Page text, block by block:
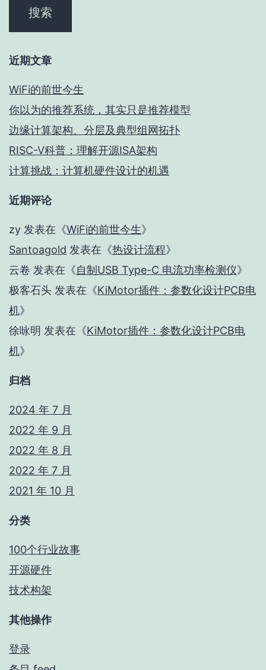
近期文章
WiFi的前世今生
你以为的推荐系统，其实只是推荐模型
边缘计算架构、分层及典型组网拓扑
RISC-V科普：理解开源ISA架构
计算挑战：计算机硬件设计的机遇
近期评论
zy 发表在《WiFi的前世今生》
Santoagold 发表在《热设计流程》
云卷 发表在《自制USB Type-C 电流功率检测仪》
极客石头 发表在《KiMotor插件：参数化设计PCB电
机》
徐咏明 发表在《KiMotor插件：参数化设计PCB电
机》
归档
2024 年 7 月
2022 年 9 月
2022 年 8 月
2022 年 7 月
2021 年 10 月
分类
100个行业故事
开源硬件
技术构架
其他操作
登录